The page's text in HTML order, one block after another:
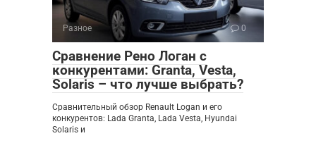
Разное 0
Сравнение Рено Логан с
конкурентами: Granta, Vesta,
Solaris – что лучше выбрать?
Сравнительный обзор Renault Logan и его
конкурентов: Lada Granta, Lada Vesta, Hyundai
Solaris и